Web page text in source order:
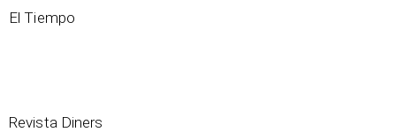
El Tiempo
Revista Diners